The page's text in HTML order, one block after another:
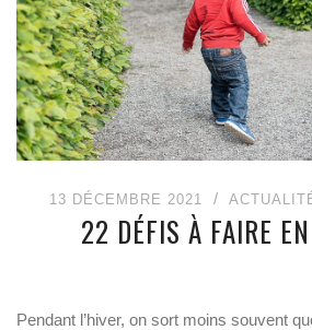
13 DÉCEMBRE 2021
22 DÉFIS À FAIRE
Pendant l’hiver, on sort moins souvent